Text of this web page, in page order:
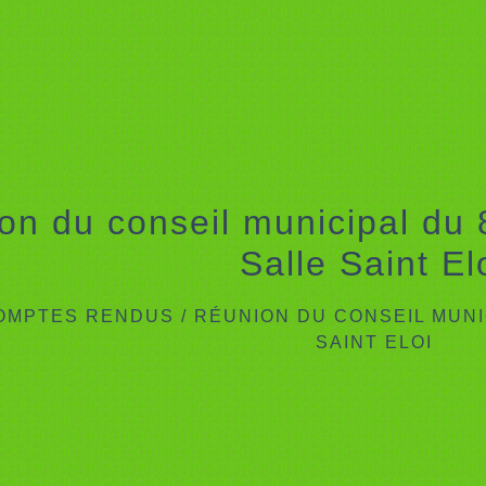
du conseil municipal du
Salle Saint
RENDUS/RÉUNION DU CONSEIL
SAINT ELOI